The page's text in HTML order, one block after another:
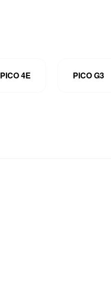
PICO 4E PICO G3